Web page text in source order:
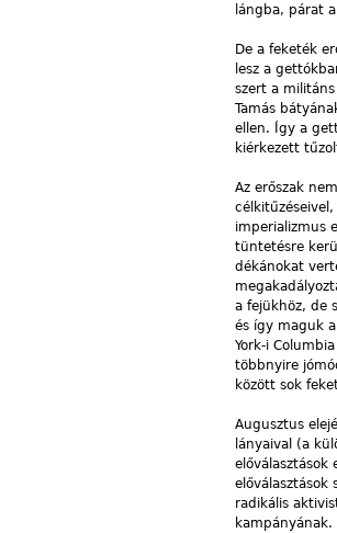
lángba, párat
De a feketék
lesz a
szert a
Tamás
ellen. Így a
kiérkezett
Az erőszak
imperializmus
tüntetésre
dékánokat
a fejükhöz, de
és így maguk
York-i
többnyire
között sok
Augusztus
lányaival (a
előválasztások
előválasztások
radikális